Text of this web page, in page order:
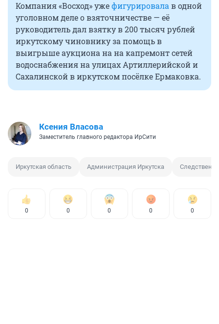
Компания «Восход» ужефигурировала в одной
уголовном деле о взяточничестве — её
руководитель дал взятку в 200 тысяч рублей
иркутскому чиновнику за помощь в
выигрыше аукциона на на капремонт сетей
водоснабжения на улицах Артиллерийской и
Сахалинской в иркутском посёлке Ермаковка.
Ксения Власова
Заместитель главного редактора ИрСити
Иркутская область Администрация Иркутска
0 0 0 0 0